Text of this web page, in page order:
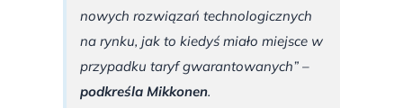
nowych rozwiązań technologicznych
na rynku, jak to kiedyś miało miejsce w
przypadku taryf gwarantowanych” –
podkreśla Mikkonen.